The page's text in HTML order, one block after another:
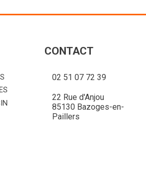
CONTACT
02 51 07 72 39
22 Rue d'Anjou
85130 Bazoges-en-
Paillers